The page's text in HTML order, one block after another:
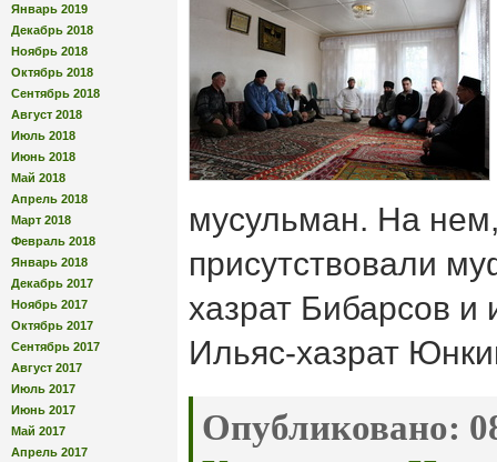
Январь 2019
Декабрь 2018
Ноябрь 2018
Октябрь 2018
Сентябрь 2018
Август 2018
Июль 2018
Июнь 2018
Май 2018
Апрель 2018
Март 2018
Февраль 2018
Январь 2018
Декабрь 2017
Ноябрь 2017
Октябрь 2017
Сентябрь 2017
Август 2017
Июль 2017
Июнь 2017
Май 2017
Апрель 2017
мусульман. На
присутствовали
хазрат Бибарсов
Ильяс-хазрат
Опубликовано: